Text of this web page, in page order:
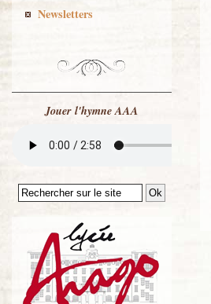
Newsletters
Jouer l'hymne AAA